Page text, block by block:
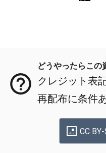
どうやったらこの
クレジット表
再配布に条件
CC BY-